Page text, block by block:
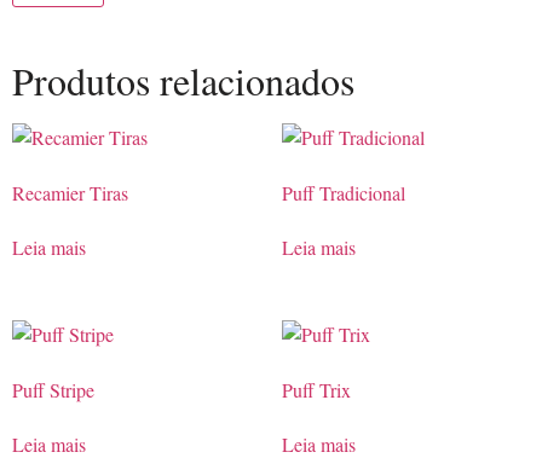
Produtos relacionados
Recamier Tiras
Leia mais
Puff Tradicional
Leia mais
Puff Stripe
Leia mais
Puff Trix
Leia mais